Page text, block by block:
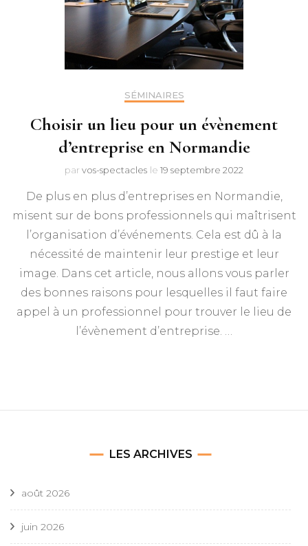
SÉMINAIRES
Choisir un lieu pour un évènement
d’entreprise en Normandie
par vos-spectacles le 19 septembre 2022
De plus en plus d’entreprises en Normandie,
misent sur de bons professionnels qui maîtrisent
l’organisation d’événements. Cela est dû à la
nécessité de maintenir leur prestige et leur
image. Dans cet article, nous allons vous parler
des bonnes raisons pour lesquelles il faut faire
appel à un professionnel pour trouver le lieu de
l’évènement d’entreprise. …
LES ARCHIVES
août 2026
juin 2026